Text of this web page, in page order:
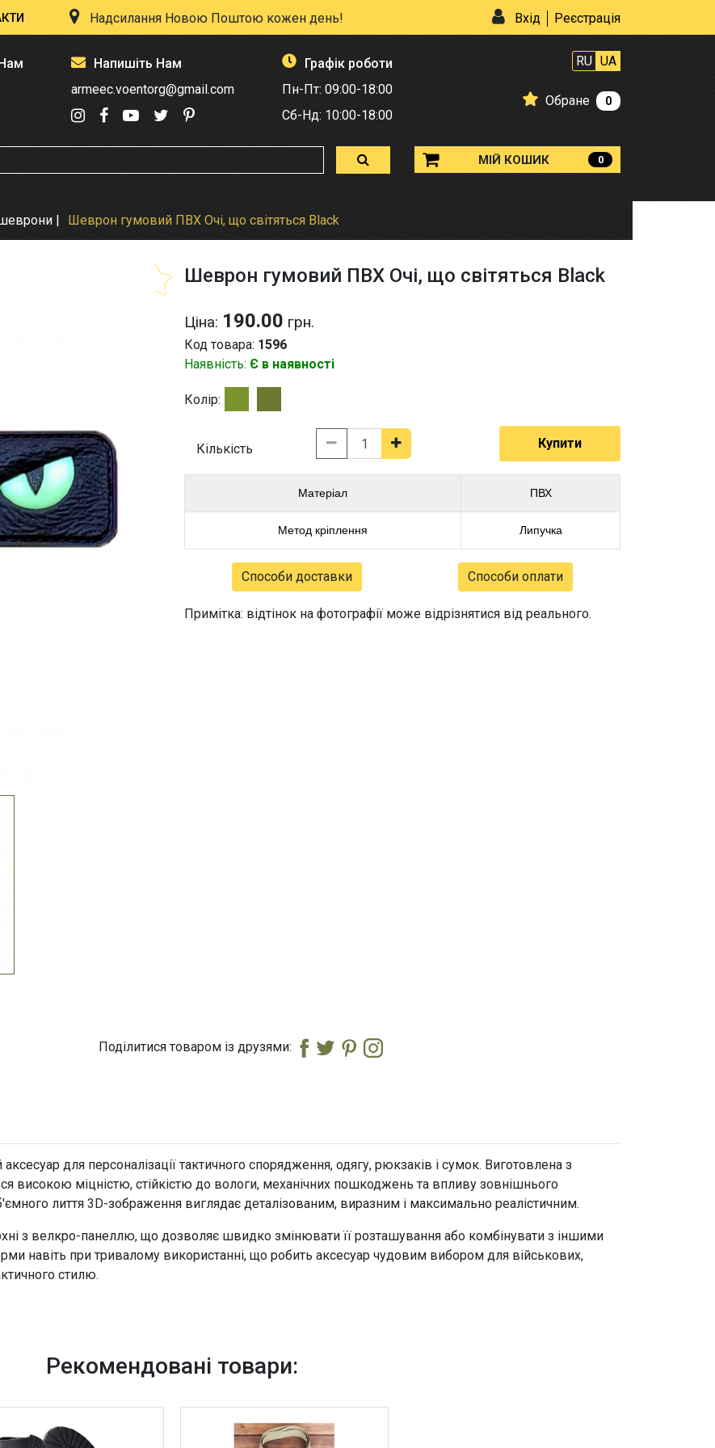
Надсилання Новою Поштою кожен день! Вхід Реєстрація
Напишіть Нам
armeec.voentorg@gmail.com
Графік роботи
Пн-Пт: 09:00-18:00
Сб-Нд: 10:00-18:00
RU UA
Обране 0
МІЙ КОШИК 0
Шеврон гумовий ПВХ Очі, що світяться Black
Шеврон гумовий ПВХ Очі, що світяться Black
Ціна: 190.00 грн.
Код товара: 1596
Наявність: Є в наявності
Колір:
Кількість Купити
Матеріал ПВХ
Метод кріплення Липучка
Способи доставки Способи оплати
Примітка: відтінок на фотографії може відрізнятися від реального.
Поділитися товаром із друзями:
для персоналізації тактичного спорядження, одягу, рюкзаків і сумок. Виготовлена з
високою міцністю, стійкістю до вологи, механічних пошкоджень та впливу зовнішнього
лиття 3D-зображення виглядає деталізованим, виразним і максимально реалістичним.
з велкро-панеллю, що дозволяє швидко змінювати її розташування або комбінувати з іншими
навіть при тривалому використанні, що робить аксесуар чудовим вибором для військових,
стилю.
Рекомендовані товари: